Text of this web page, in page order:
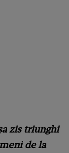
zis triunghi
de la